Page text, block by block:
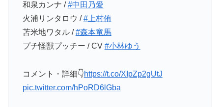
和泉カンナ /#中田乃愛
火浦リンタロウ /#上村侑
苫米地ワタル /#森本竜馬
プチ怪獣プッチー / CV #小林ゆう
コメント・詳細👇https://t.co/XIpZp2gUtJ
pic.twitter.com/hPoRD6lGba